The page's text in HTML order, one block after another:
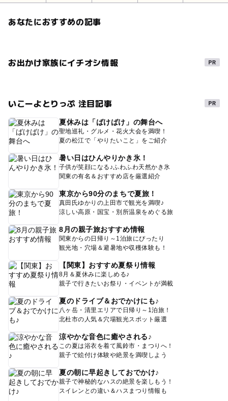
あなたにおすすめの記事
お出かけ家族にイチオシ情報
いこーよとりっぷ 注目記事
夏休みは「ばけばけ」の舞台へ
聖地巡礼・グルメ・花火大会を満喫！
夏の松江で「やりたいこと」をご紹介
暑い日はひんやりかき氷！
子供が笑顔になる♪ふわふわ天然かき氷
関東の有名＆おすすめ店を厳選紹介
東京から90分のまちで夏旅！
真田氏ゆかりの上田市で観光を満喫♪
涼しい高原・国宝・別所温泉をめぐる旅
8月の親子旅おすすめ情報
関東からの日帰り～1泊旅にぴったり
観光地・穴場＆避暑地や収穫体験も！
【関東】おすすめ夏祭り情報
8月＆夏休みに楽しめる♪
親子で行きたいお祭り・イベントが満載
夏のドライブ＆おでかけにも♪
八ヶ岳・清里エリアで日帰り～1泊旅！
北杜市の人気＆穴場観光スポット厳選
涼やかな音色に癒やされる♪
この夏は浴衣を着て風鈴市・まつりへ！
親子で絵付け体験や絶景を満喫しよう
夏の朝に早起きしておでかけ♪
親子で神秘的なハスの絶景を楽しもう！
スイレンとの違い＆ハスまつり情報も